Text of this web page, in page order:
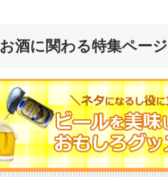
お酒に関わる特集ページ